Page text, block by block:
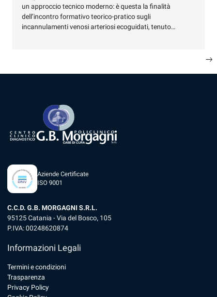
un approccio tecnico moderno: è questa la finalità
dell’incontro formativo teorico-pratico sugli
incannulamenti venosi arteriosi ecoguidati, tenuto…
Aziende Certificate
ISO 9001
C.C.D. G.B. MORGAGNI S.R.L.
95125 Catania - Via del Bosco, 105
P.IVA: 00248620874
Informazioni Legali
Termini e condizioni
Trasparenza
Privacy Policy